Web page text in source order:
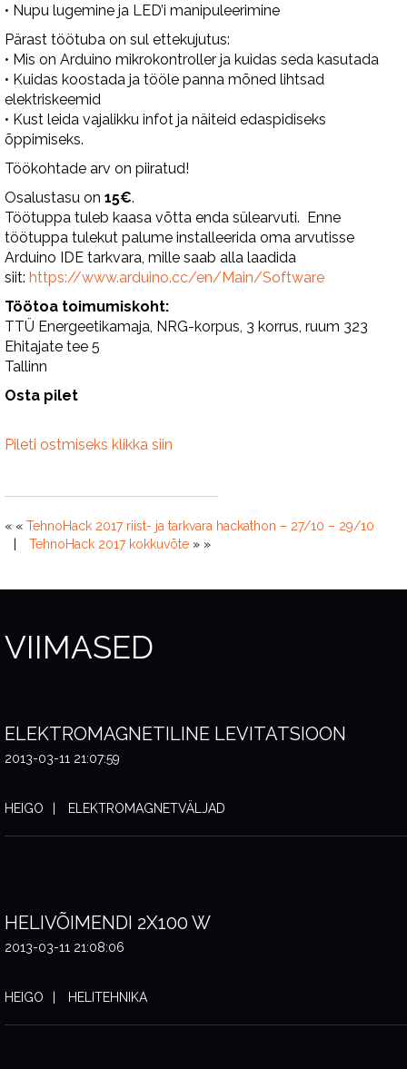
• Nupu lugemine ja LED’i manipuleerimine
Pärast töötuba on sul ettekujutus:
• Mis on Arduino mikrokontroller ja kuidas seda kasutada
• Kuidas koostada ja tööle panna mõned lihtsad
elektriskeemid
• Kust leida vajalikku infot ja näiteid edaspidiseks
õppimiseks.
Töökohtade arv on piiratud!
Osalustasu on 15€.
Töötuppa tuleb kaasa võtta enda sülearvuti. Enne
töötuppa tulekut palume installeerida oma arvutisse
Arduino IDE tarkvara, mille saab alla laadida
siit: https://www.arduino.cc/en/Main/Software
Töötoa toimumiskoht:
TTÜ Energeetikamaja, NRG-korpus, 3 korrus, ruum 323
Ehitajate tee 5
Tallinn
Osta pilet
Pileti ostmiseks klikka siin
« « TehnoHack 2017 riist- ja tarkvara hackathon – 27/10 – 29/10
TehnoHack 2017 kokkuvõte » »
VIIMASED
ELEKTROMAGNETILINE LEVITATSIOON
2013-03-11 21:07:59
HEIGO ELEKTROMAGNETVÄLJAD
HELIVÕIMENDI 2X100 W
2013-03-11 21:08:06
HEIGO HELITEHNIKA